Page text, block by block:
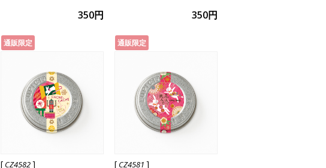
350円 350円
通販限定
[ CZ4582]
通販限定
[ CZ4581 ]